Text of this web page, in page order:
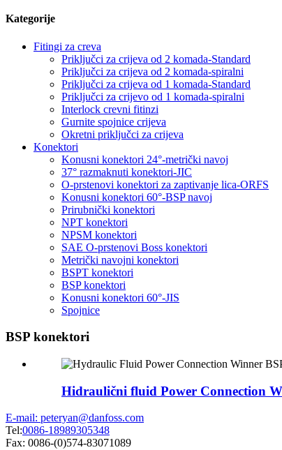
Kategorije
Fitingi za creva
Priključci za crijeva od 2 komada-Standard
Priključci za crijeva od 2 komada-spiralni
Priključci za crijeva od 1 komada-Standard
Priključci za crijevo od 1 komada-spiralni
Interlock crevni fitinzi
Gurnite spojnice crijeva
Okretni priključci za crijeva
Konektori
Konusni konektori 24°-metrički navoj
37° razmaknuti konektori-JIC
O-prstenovi konektori za zaptivanje lica-ORFS
Konusni konektori 60°-BSP navoj
Prirubnički konektori
NPT konektori
NPSM konektori
SAE O-prstenovi Boss konektori
Metrički navojni konektori
BSPT konektori
BSP konektori
Konusni konektori 60°-JIS
Spojnice
BSP konektori
Hidraulični fluid Power Connection
E-mail: peteryan@danfoss.com
Tel:0086-18989305348
Fax: 0086-(0)574-83071089